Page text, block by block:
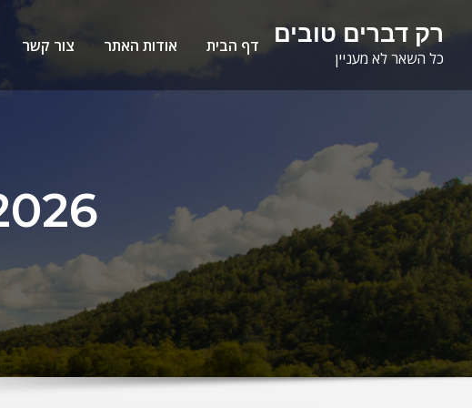
content
רק דברים טובים
כל השאר לא מעניין
דף הבית אודות האתר צור קשר